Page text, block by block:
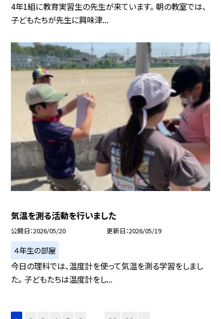
4年1組に教育実習生の先生が来ています。 朝の教室では、
子どもたちが先生に興味津...
気温を測る活動を行いました
公開日 2026/05/20 更新日 2026/05/19
４年生の部屋
今日の理科では、温度計を使って気温を測る学習をしまし
た。 子どもたちは温度計をし...